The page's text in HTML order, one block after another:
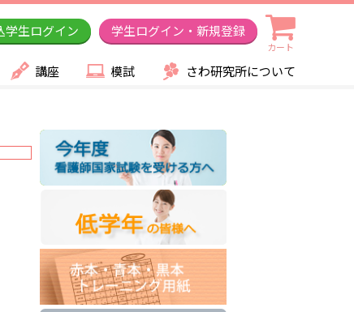
学生ログイン 学生ログイン・新規登録
カート
講座 模試 さわ研究所について